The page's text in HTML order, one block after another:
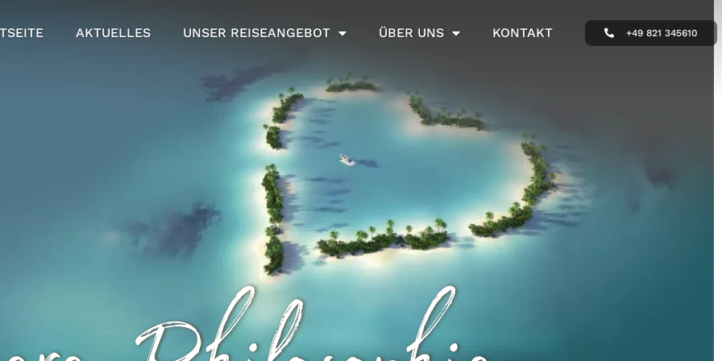
AKTUELLES UNSER REISEANGEBOT ÜBER UNS KONTAKT +49 821 345610